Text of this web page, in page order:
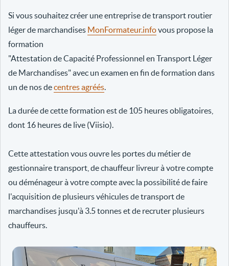
Si vous souhaitez créer une entreprise de transport routier
léger de marchandises MonFormateur.infovous propose la
formation
"Attestation de Capacité Professionnel en Transport Léger
de Marchandises" avec un examen en fin de formation dans
un de nos decentres agréés
La durée de cette formation est de 105 heures obligatoires,
dont 16 heures de live (Viisio).
Cette attestation vous ouvre les portes du métier de
gestionnaire transport, de chauffeur livreur à votre compte
ou déménageur à votre compte avec la possibilité de faire
l'acquisition de plusieurs véhicules de transport de
marchandises jusqu'à 3.5 tonnes et de recruter plusieurs
chauffeurs.